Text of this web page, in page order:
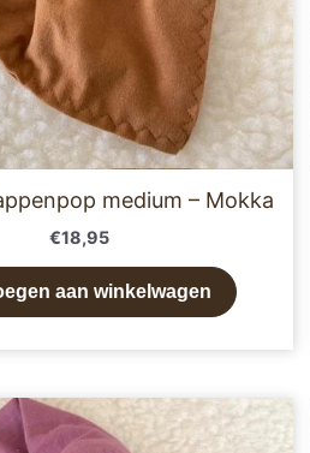
medium – Mokka
€18,95
aan winkelwagen